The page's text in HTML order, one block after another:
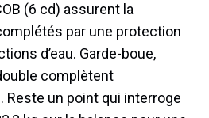
(6 cd) assurent la
par une protection
d’eau. Garde-boue,
complètent
Reste un point qui interroge